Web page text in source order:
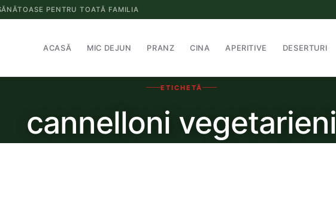
PENTRU TOATĂ FAMILIA
ACASĂ MIC DEJUN PRANZ CINA APERITIVE DESERTURI
ETICHETĂ
cannelloni vegetarieni